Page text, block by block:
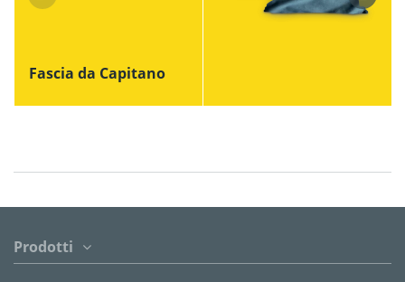
Fascia da Capitano
Prodotti